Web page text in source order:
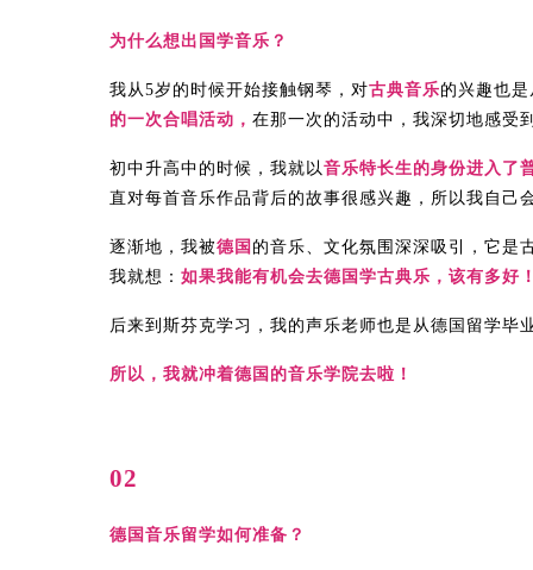
为什么想出国学音乐？
我从5岁的时候开始接触钢琴，对古典音乐的兴趣也
的一次合唱活动， 在那一次的活动中，我深切地感受
初中升高中的时候，我就以音乐特长生的身份进入了
直对每首音乐作品背后的故事很感兴趣，所以我自己
逐渐地，我被德国 的音乐、文化氛围深深吸引，它是
我就想： 如果我能有机会去德国学古典乐，该有多好
后来到斯芬克学习，我的声乐老师也是从德国留学毕
所以，我就冲着德国的音乐学院去啦！
02
德国音乐留学如何准备？